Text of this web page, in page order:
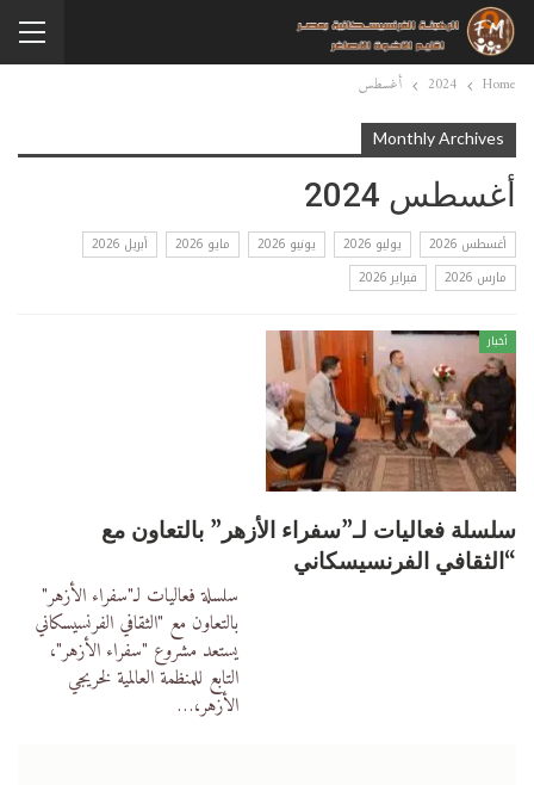
Home
2024 أغسطس
Monthly Archives
أغسطس 2024
أغسطس 2026 يوليو 2026 يونيو 2026 مايو 2026
أبريل 2026
مارس 2026
فبراير 2026
أخبار
سلسلة فعاليات لـ”سفراء الأزهر” بالتعاون مع
“الثقافي الفرنسيسكاني
سلسلة فعاليات لـ"سفراء الأزهر"
بالتعاون مع "الثقافي الفرنسيسكاني
يستعد مشروع "سفراء الأزهر"،
التابع للمنظمة العالمية لخريجي
الأزهر،…